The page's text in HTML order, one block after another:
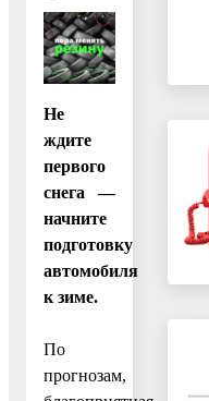
Не
ждите
первого
снега —
начните
подготовку
автомобиля
к зиме.
По
прогнозам,